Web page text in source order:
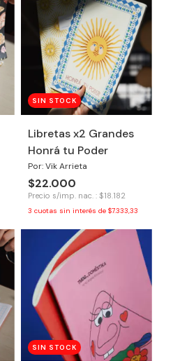
SIN STOCK
Libretas x2 Grandes
Honrá tu Poder
Por: Vik Arrieta
$22.000
Precio s/imp. nac. : $18.182
3 cuotas sin interés de $7.333,33
SIN STOCK